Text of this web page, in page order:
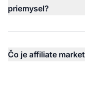
priemysel?
Čo je affiliate